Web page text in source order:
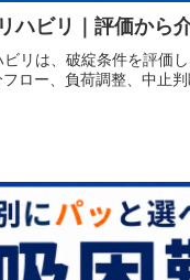
ハビリ｜評価から
リは、破綻条件を評価
ロー、負荷調整、中止